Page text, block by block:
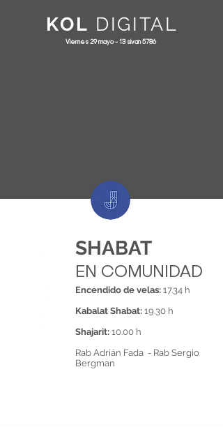
KOL DIGITAL
Viernes 29 mayo - 13 sivan 5786
SHABAT
EN COMUNIDAD
Encendido de velas: 17.34 h
Kabalat Shabat: 19.30 h
Shajarit: 10.00 h
Rab Adrián Fada - Rab Sergio
Bergman